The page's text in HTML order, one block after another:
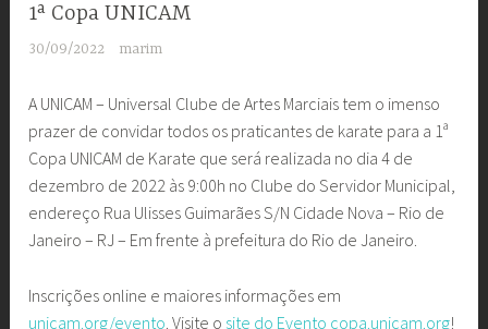
1ª Copa UNICAM
30/09/2022 marim
A UNICAM – Universal Clube de Artes Marciais tem o imenso
prazer de convidar todos os praticantes de karate para a 1ª
Copa UNICAM de Karate que será realizada no dia 4 de
dezembro de 2022 às 9:00h no Clube do Servidor Municipal,
endereço Rua Ulisses Guimarães S/N Cidade Nova – Rio de
Janeiro – RJ – Em frente à prefeitura do Rio de Janeiro.
Inscrições online e maiores informações em
unicam.org/evento. Visite o site do Evento copa.unicam.org!